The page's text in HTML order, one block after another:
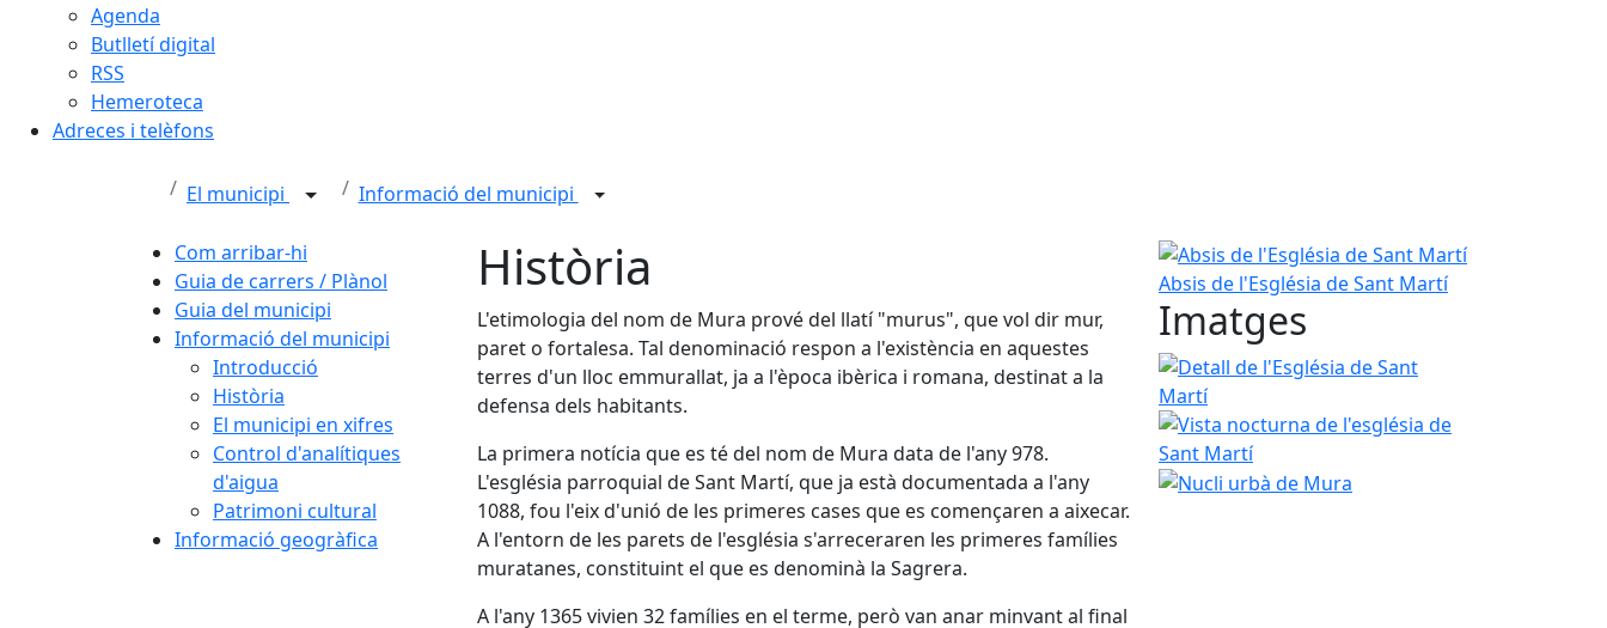
Agenda
Butlletí digital
RSS
Hemeroteca
Adreces i telèfons
El municipi Informació del municipi
Com arribar-hi
Guia de carrers / Plànol
Guia del municipi
Informació del municipi
Introducció
Història
El municipi en xifres
Control d'analítiques
d'aigua
Patrimoni cultural
Informació geogràfica
Història
L'etimologia del nom de Mura prové del llatí "murus", que vol dir mur,
paret o fortalesa. Tal denominació respon a l'existència en aquestes
terres d'un lloc emmurallat, ja a l'època ibèrica i romana, destinat a la
defensa dels habitants.
La primera notícia que es té del nom de Mura data de l'any 978.
L'església parroquial de Sant Martí, que ja està documentada a l'any
1088, fou l'eix d'unió de les primeres cases que es començaren a aixecar.
A l'entorn de les parets de l'església s'arreceraren les primeres famílies
muratanes, constituint el que es denominà la Sagrera.
A l'any 1365 vivien 32 famílies en el terme, però van anar minvant al final
Absis de l'Església de Sant Martí
Absis de l'Església de Sant Martí
Imatges
Detall de l'Església de Sant Martí
Vista nocturna de l'església de Sant Martí
Nucli urbà de Mura